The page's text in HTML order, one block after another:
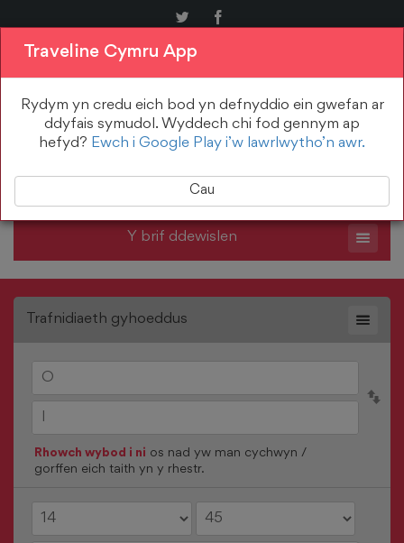
English
Addasu fy nhaith
Y brif ddewislen
Traveline Cymru App
Rydym yn credu eich bod yn defnyddio ein gwefan ar
ddyfais symudol. Wyddech chi fod gennym ap
hefyd? Ewch i Google Play i’w lawrlwytho’n awr.
Cau
Trafnidiaeth gyhoeddus
Rhowch wybod i ni os nad yw man cychwyn /
gorffen eich taith yn y rhestr.